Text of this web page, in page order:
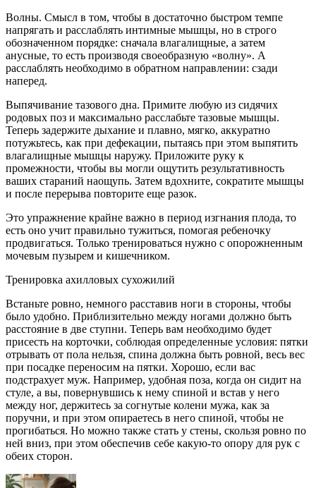
Волны. Смысл в том, чтобы в достаточно быстром темпе
напрягать и расслаблять интимные мышцы, но в строго
обозначенном порядке: сначала влагалищные, а затем
анусные, то есть производя своеобразную «волну». А
расслаблять необходимо в обратном направлении: сзади
наперед.
Выпячивание тазового дна. Примите любую из сидячих
родовых поз и максимально расслабьте тазовые мышцы.
Теперь задержите дыхание и плавно, мягко, аккуратно
потужьтесь, как при дефекации, пытаясь при этом выпятить
влагалищные мышцы наружу. Приложите руку к
промежности, чтобы вы могли ощутить результативность
ваших стараний наощупь. Затем вдохните, сократите мышцы
и после перерыва повторите еще разок.
Это упражнение крайне важно в период изгнания плода, то
есть оно учит правильно тужиться, помогая ребеночку
продвигаться. Только тренироваться нужно с опорожненным
мочевым пузырем и кишечником.
Тренировка ахилловых сухожилий
Встаньте ровно, немного расставив ноги в стороны, чтобы
было удобно. Приблизительно между ногами должно быть
расстояние в две ступни. Теперь вам необходимо будет
присесть на корточки, соблюдая определенные условия: пятки
отрывать от пола нельзя, спина должна быть ровной, весь вес
при посадке переносим на пятки. Хорошо, если вас
подстрахует муж. Например, удобная поза, когда он сидит на
стуле, а вы, повернувшись к нему спиной и встав у него
между ног, держитесь за согнутые колени мужа, как за
поручни, и при этом опираетесь в него спиной, чтобы не
прогибаться. Но можно также стать у стены, скользя ровно по
ней вниз, при этом обеспечив себе какую-то опору для рук с
обеих сторон.